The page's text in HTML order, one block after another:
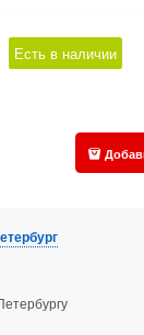
Есть в наличии